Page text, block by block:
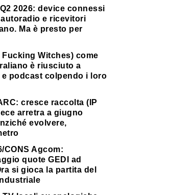
2026: device connessi
e ricevitori
Ma è presto per
Fucking Witches) come
è riusciuto a
e podcast colpendo i loro
cresce raccolta (IP
arretra a giugno
evolvere,
CONS Agcom:
quote GEDI ad
si gioca la partita del